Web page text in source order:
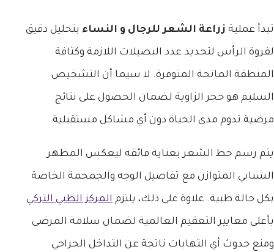
تبدأ عملية زراعة الشعر للرجال و النساء بتحليل دقيق
لفروة الرأس لتحديد عدد البصيلات اللازمة وكثافة
المنطقة المانحة المتوفرة. لا سيما أن التشخيص
السليم هو حجر الزاوية لضمان الحصول على نتائج
مرضية تدوم مدى الحياة دون أي مشاكل مستقبلية.
يتم رسم خط الشعر بعناية فائقة ليعكس المظهر
الشبابي المتوازن مع تفاصيل الوجه والجمجمة الخاصة
بكل حالة طبية. علاوة على ذلك، يلتزم المركز الطبي التركي
بأعلى معايير التعقيم العالمية لضمان سلامة المرضى
ومنع حدوث أي التهابات ناتجة عن التداخل الجراحي